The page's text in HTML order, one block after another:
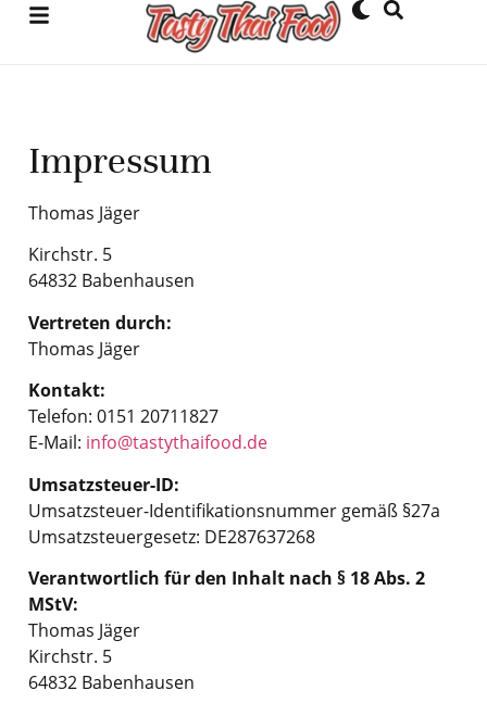
Impressum
Thomas Jäger
Kirchstr. 5
64832 Babenhausen
Vertreten durch:
Thomas Jäger
Kontakt:
Telefon: 0151 20711827
E-Mail: info@tastythaifood.de
Umsatzsteuer-ID:
Umsatzsteuer-Identifikationsnummer gemäß §27a
Umsatzsteuergesetz: DE287637268
Verantwortlich für den Inhalt nach § 18 Abs. 2
MStV:
Thomas Jäger
Kirchstr. 5
64832 Babenhausen